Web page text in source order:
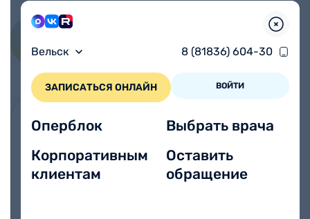
Вельск 8 (81836) 604-30
ЗАПИСАТЬСЯ ОНЛАЙН ВОЙТИ
Оперблок
Корпоративным
клиентам
Выбрать врача
Оставить
обращение
Уролог помогает как мужчинам, так и
женщинам справляться с деликатными
проблемами, связанными с мочеполовой
системой, такими как инфекции и нарушения